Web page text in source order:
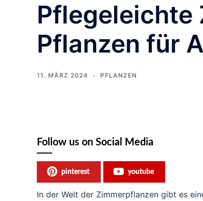
Pflegeleichte
Pflanzen für
11. MÄRZ 2024 PFLANZEN
Follow us on Social Media
pinterest youtube
In der Welt der Zimmerpflanzen gibt es